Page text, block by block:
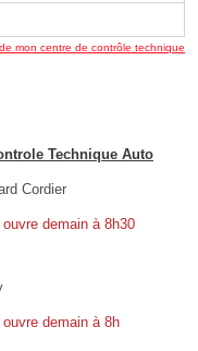
mon centre de contrôle technique
Technique Auto
Cordier
ouvre demain à 8h30
ouvre demain à 8h